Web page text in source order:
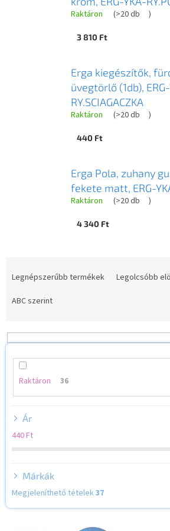
Raktáron (>20 db )
3 810 Ft
Erga kiegészítők,
üvegtörlő (1db),
RY.SCIAGACZKA
Raktáron (>20 db )
440 Ft
Erga Pola, zuhany
fekete matt, ERG-
Raktáron (>20 db )
4 340 Ft
m
e
Legnépszerűbb termékek Legolcsóbb
ABC szerint
Raktáron 36
Ár
440Ft
Márkák
Megjeleníthető tételek37